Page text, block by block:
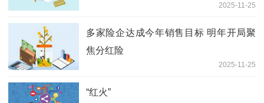
2025-11-25
多家险企达成今年销售目标 明年开局聚
焦分红险
2025-11-25
“红火”